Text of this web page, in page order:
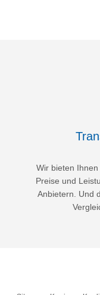
Wir bieten
Preise und
Anbietern. Und